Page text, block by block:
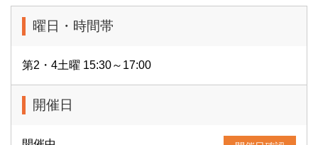
曜日・時間帯
第2・4土曜 15:30～17:00
開催日